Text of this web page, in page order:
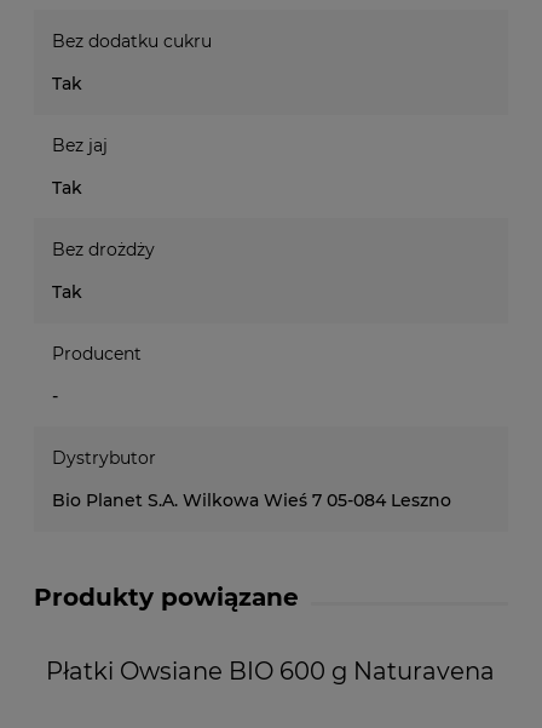
Bez dodatku cukru
Tak
Bez jaj
Tak
Bez drożdży
Tak
Producent
-
Dystrybutor
Bio Planet S.A. Wilkowa Wieś 7 05-084 Leszno
Produkty powiązane
Płatki Owsiane BIO 600 g Naturavena